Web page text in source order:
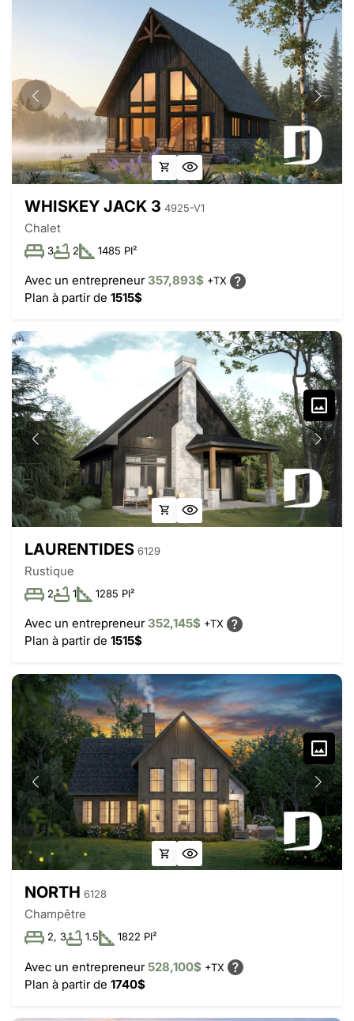
WHISKEY JACK 3 4925-V1
Chalet
3 2 1485 PI²
Avec un entrepreneur357,893$ +TX
Plan à partir de 1515$
LAURENTIDES 6129
Rustique
2 1 1285 PI²
Avec un entrepreneur352,145$ +TX
Plan à partir de 1515$
NORTH 6128
Champêtre
2, 3 1.5 1822 PI²
Avec un entrepreneur528,100$ +TX
Plan à partir de 1740$